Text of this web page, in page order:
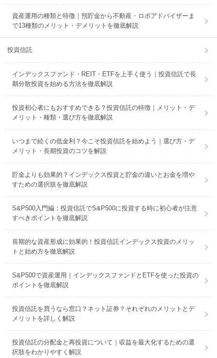
資産運用の種類と特徴｜預貯金から不動産・ロボアドバイザーま
で13種類のメリット・デメリットを徹底解説
投資信託
インデックスファンド・REIT・ETFを上手く使う｜投資信託で長
期分散投資を始める方法を徹底解説
投資初心者にもおすすめできる？投資信託の特徴｜メリット・デ
メリット・種類・選び方を徹底解説
いつまで続くの低金利？今こそ投資信託を始めよう｜選び方・デ
メリット・長期投資のコツを解説
貯金よりも効果的？インデックス投資と貯金の違いとお金を増や
すための選択肢を徹底解説
S&P500入門編：投資信託でS&P500に投資する時に初心者が注意
すべきポイントを徹底解説
長期的な資産形成に効果的！投資信託インデックス投資のメリッ
トと始め方を徹底解説
S&P500で資産運用｜インデックスファンドとETFを使った投資の
ポイントを徹底解説
投資信託を買うなら窓口？ネット証券？それぞれのメリットとデ
メリットを詳しく解説
投資信託の分配金と再投資について｜収益を最大化するための選
択肢をわかりやすく解説